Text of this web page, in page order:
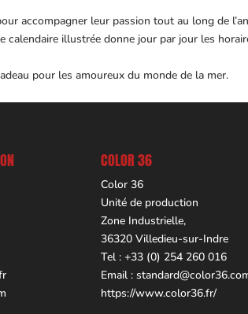
accompagner leur passion tout au long de
calendaire illustrée donne jour par jour les
pour les amoureux du monde de la mer.
COLOR 36
Color 36
Unité de production
Zone Industrielle,
36320 Villedieu-sur-Indre
Tel : +33 (0) 254 260 016
Email :
https://www.color36.fr/